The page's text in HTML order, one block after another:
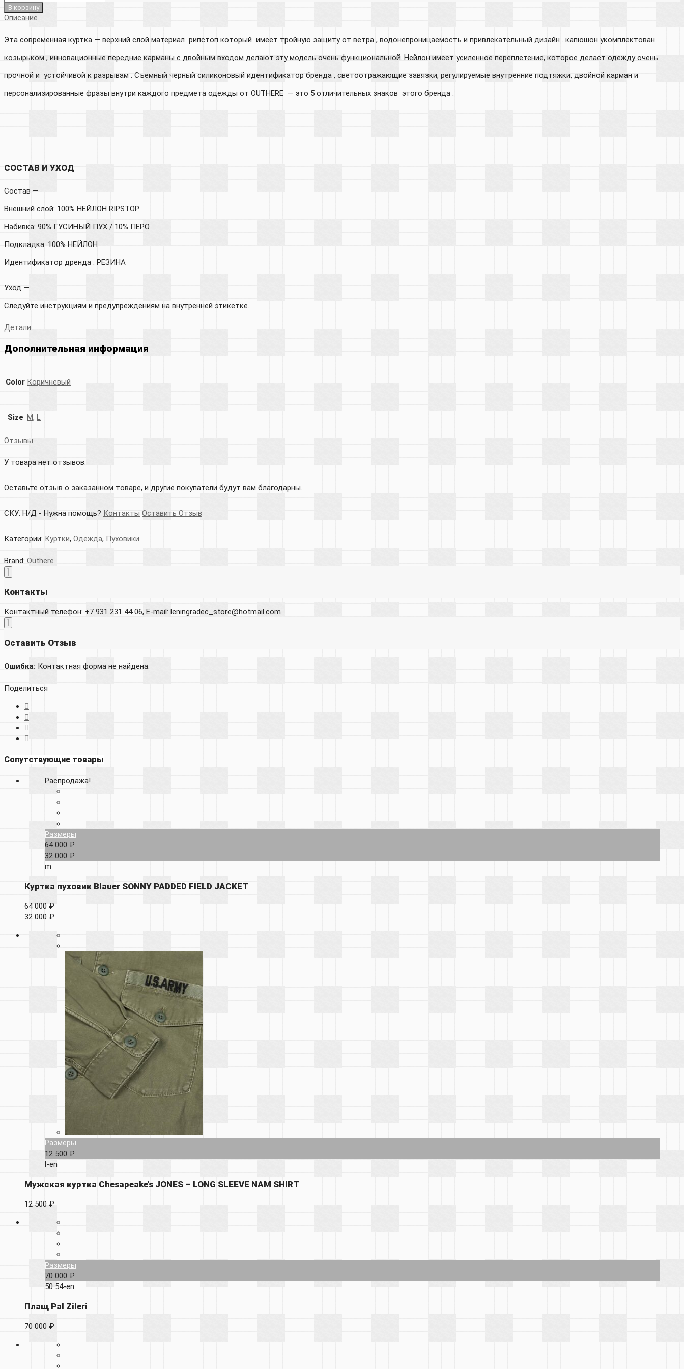
В корзину
Описание
Эта современная куртка — верхний слой материал рипстоп который имеет тройную защиту от ветра , водонепроницаемость и привлекательный дизайн . капюшон укомплектован
козырьком , инновационные передние карманы с двойным входом делают эту модель очень функциональной. Нейлон имеет усиленное переплетение, которое делает одежду очень
прочной и устойчивой к разрывам . Съемный черный силиконовый идентификатор бренда , светоотражающие завязки, регулируемые внутренние подтяжки, двойной карман и
персонализированные фразы внутри каждого предмета одежды от OUTHERE — это 5 отличительных знаков этого бренда .
СОСТАВ И УХОД
Состав —
Внешний слой: 100% НЕЙЛОН RIPSTOP
Набивка: 90% ГУСИНЫЙ ПУХ / 10% ПЕРО
Подкладка: 100% НЕЙЛОН
Идентификатор дренда : РЕЗИНА
Уход —
Следуйте инструкциям и предупреждениям на внутренней этикетке.
Детали
Дополнительная информация
Color Коричневый
Size M, L
Отзывы
У товара нет отзывов.
Оставьте отзыв о заказанном товаре, и другие покупатели будут вам благодарны.
СКУ: Н/Д - Нужна помощь? Контакты Оставить Отзыв
Категории: Куртки, Одежда, Пуховики
Brand: Outhere
Контакты
Контактный телефон: +7 931 231 44 06, E-mail: leningradec_store@hotmail.com
Оставить Отзыв
Ошибка: Контактная форма не найдена.
Поделиться
Сопутствующие товары
Распродажа!
Размеры
64 000 ₽
32 000 ₽
m
Куртка пуховик Blauer SONNY PADDED FIELD JACKET
64 000 ₽
32 000 ₽
Размеры
12 500 ₽
l-en
Мужская куртка Chesapeake’s JONES – LONG SLEEVE NAM SHIRT
12 500 ₽
Размеры
70 000 ₽
50 54-en
Плащ Pal Zileri
70 000 ₽